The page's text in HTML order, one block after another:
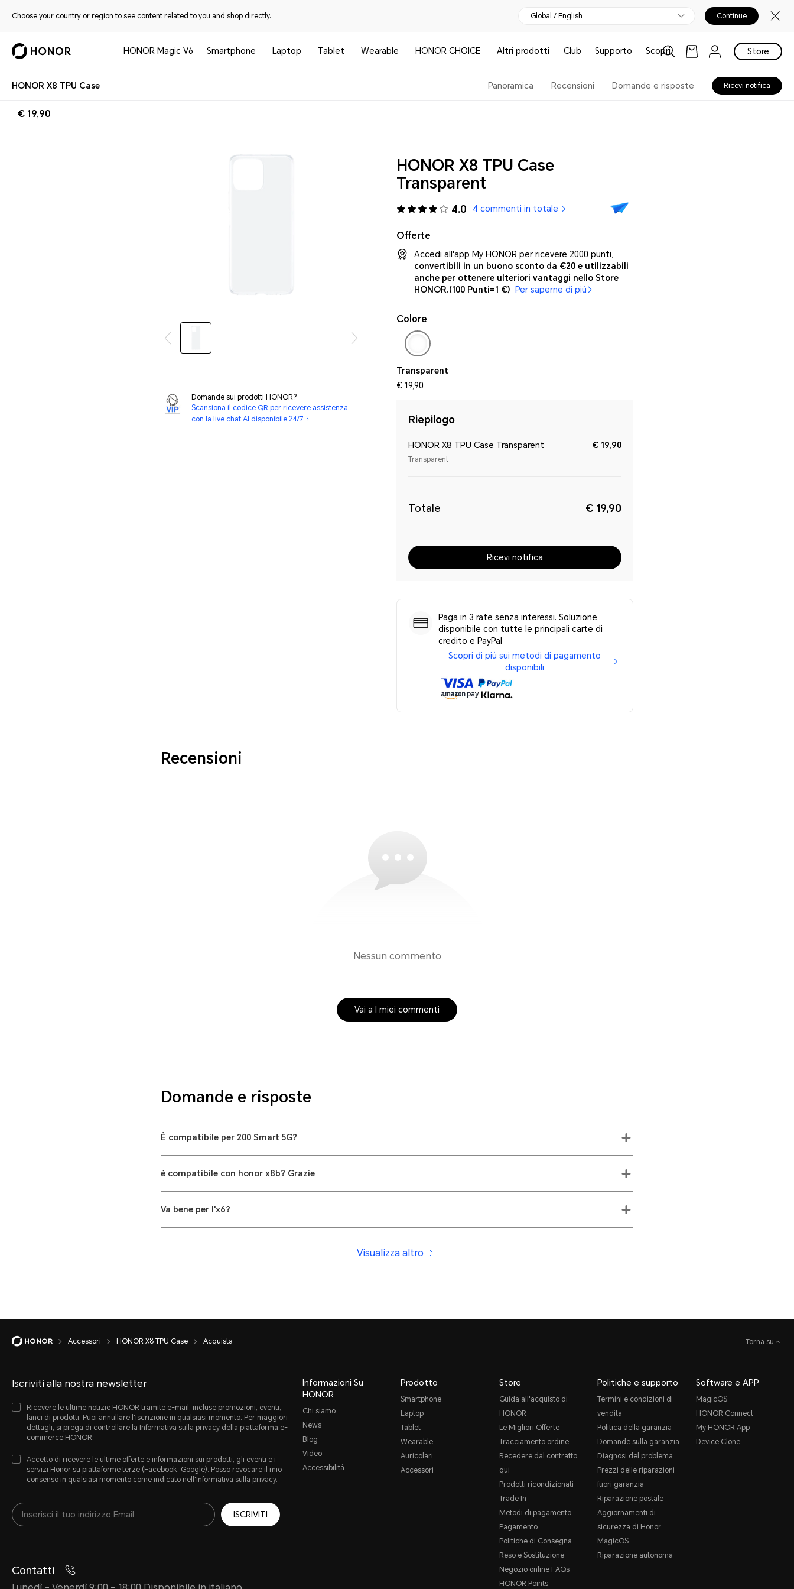
Choose your country or region to see content related to you and shop directly. Global / English Continue
HONOR Magic V6 Smartphone Laptop Tablet Wearable HONOR CHOICE Altri prodotti Club Supporto Scopri Store
HONOR X8 TPU Case Panoramica Recensioni Domande e risposte Ricevi notifica
€ 19,90
Domande sui prodotti HONOR?
Scansiona il codice QR per ricevere assistenza
con la live chat AI disponibile 24/7
HONOR X8 TPU Case
Transparent
4.0 4 commenti in totale
Offerte
Accedi all'app My HONOR per ricevere 2000 punti,
convertibili in un buono sconto da €20 e utilizzabili
anche per ottenere ulteriori vantaggi nello Store
HONOR.(100 Punti=1 €) Per saperne di più
Colore
Transparent
€ 19,90
Riepilogo
HONOR X8 TPU Case Transparent
Transparent
€ 19,90
Totale € 19,90
Ricevi notifica
Paga in 3 rate senza interessi. Soluzione
disponibile con tutte le principali carte di
credito e PayPal
Scopri di più sui metodi di pagamento
disponibili
Recensioni
Nessun commento
Vai a I miei commenti
Domande e risposte
È compatibile per 200 Smart 5G?
è compatibile con honor x8b? Grazie
Va bene per l'x6?
Visualizza altro
Accessori HONOR X8 TPU Case Acquista Torna su
Iscriviti alla nostra newsletter
Ricevere le ultime notizie HONOR tramite e-mail, incluse promozioni, eventi,
lanci di prodotti, Puoi annullare l'iscrizione in qualsiasi momento. Per maggiori
dettagli, si prega di controllare la Informativa sulla privacy della piattaforma e-
commerce HONOR.
Accetto di ricevere le ultime offerte e informazioni sui prodotti, gli eventi e i
servizi Honor su piattaforme terze (Facebook, Google). Posso revocare il mio
consenso in qualsiasi momento come indicato nell' Informativa sulla privacy.
ISCRIVITI
Contatti
Informazioni Su
HONOR
Chi siamo
News
Blog
Video
Accessibilità
Prodotto
Smartphone
Laptop
Tablet
Wearable
Auricolari
Accessori
Store
Guida all'acquisto di
HONOR
Le Migliori Offerte
Tracciamento ordine
Recedere dal contratto
qui
Prodotti ricondizionati
Trade In
Metodi di pagamento
Pagamento
Politiche di Consegna
Reso e Sostituzione
Negozio online FAQs
HONOR Points
Politiche e supporto
Termini e condizioni di
vendita
Politica della garanzia
Domande sulla garanzia
Diagnosi del problema
Prezzi delle riparazioni
fuori garanzia
Riparazione postale
Aggiornamenti di
sicurezza di Honor
MagicOS
Riparazione autonoma
Software e APP
MagicOS
HONOR Connect
My HONOR App
Device Clone